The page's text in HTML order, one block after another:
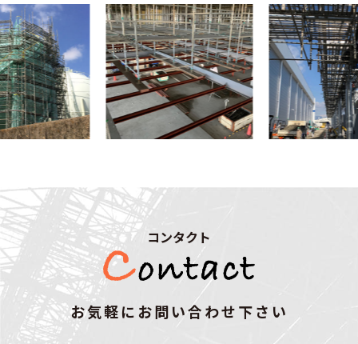
コンタクト
お気軽にお問い合わせ下さい